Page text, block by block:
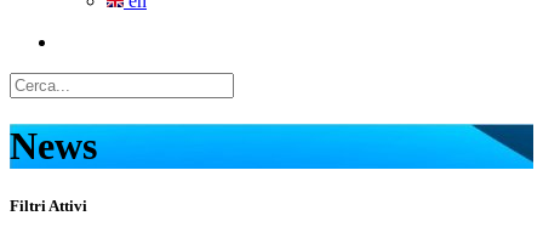
News
Filtri Attivi